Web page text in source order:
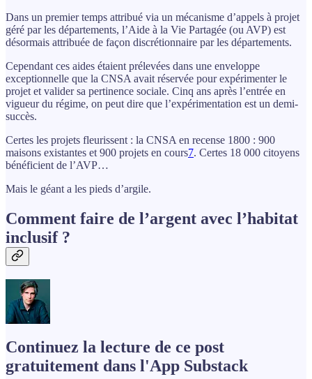
Dans un premier temps attribué via un mécanisme d’appels à projet
géré par les départements, l’Aide à la Vie Partagée (ou AVP) est
désormais attribuée de façon discrétionnaire par les départements.
Cependant ces aides étaient prélevées dans une enveloppe
exceptionnelle que la CNSA avait réservée pour expérimenter le
projet et valider sa pertinence sociale. Cinq ans après l’entrée en
vigueur du régime, on peut dire que l’expérimentation est un demi-
succès.
Certes les projets fleurissent : la CNSA en recense 1800 : 900
maisons existantes et 900 projets en cours7. Certes 18 000 citoyens
bénéficient de l’AVP…
Mais le géant a les pieds d’argile.
Comment faire de l’argent avec l’habitat
inclusif ?
Continuez la lecture de ce post
gratuitement dans l'App Substack